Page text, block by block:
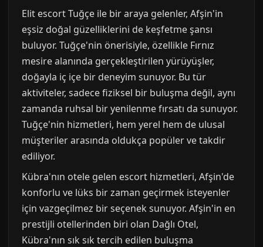
Elit escort Tuğçe ile bir araya gelenler, Afşin'in
eşsiz doğal güzelliklerini de keşfetme şansı
buluyor. Tuğçe'nin önerisiyle, özellikle Fırnız
mesire alanında gerçekleştirilen yürüyüşler,
doğayla iç içe bir deneyim sunuyor. Bu tür
aktiviteler, sadece fiziksel bir buluşma değil, aynı
zamanda ruhsal bir yenilenme fırsatı da sunuyor.
Tuğçe'nin hizmetleri, hem yerel hem de ulusal
müşteriler arasında oldukça popüler ve takdir
ediliyor.
Kübra'nın otele gelen escort hizmetleri, Afşin'de
konforlu ve lüks bir zaman geçirmek isteyenler
için vazgeçilmez bir seçenek sunuyor. Afşin'in en
prestijli otellerinden biri olan Dağlı Otel,
Kübra'nın sık sık tercih edilen buluşma